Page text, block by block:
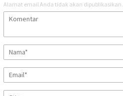
Alamat email Anda tidak akan dipublikasikan.